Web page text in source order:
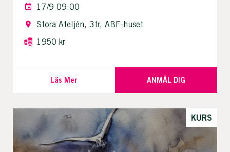
17/9 09:00
Stora Ateljén, 3tr, ABF-huset
1950 kr
Läs Mer ANMÄL DIG
KURS